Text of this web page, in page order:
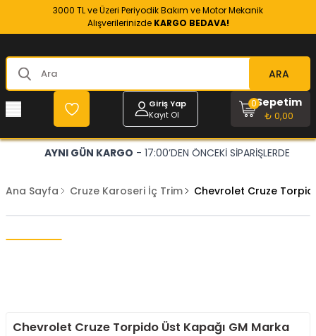
3000 TL ve Üzeri Periyodik Bakım ve Motor Mekanik
Alışverilerinizde KARGO BEDAVA!
ARA
Giriş Yap
Kayıt Ol
Sepetim
₺ 0,00
0
AYNI GÜN KARGO - 17:00’DEN ÖNCEKİ SİPARİŞLERDE
Ana Sayfa Cruze Karoseri İç Trim Chevrolet Cruze
Chevrolet Cruze Torpido Üst Kapağı GM Marka